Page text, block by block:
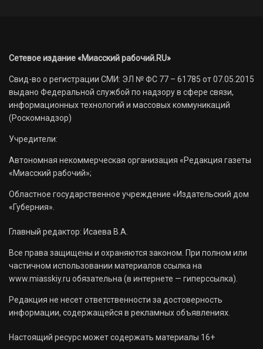
Сетевое издание «Миасский рабочий.RU»
Свид-во о регистрации СМИ: ЭЛ № ФС 77 – 61785 от 07.05.2015
выдано Федеральной службой по надзору в сфере связи,
информационных технологий и массовых коммуникаций
(Роскомнадзор)
Учредители:
Автономная некоммерческая организация «Редакция газеты
«Миасский рабочий»;
Областное государственное учреждение «Издательский дом
«Губерния».
Главный редактор: Исаева В.А.
Все права защищены и охраняются законом. При полном или
частичном использовании материалов ссылка на
www.miasskiy.ru обязательна (в интернете — гиперссылка).
Редакция не несет ответственности за достоверность
информации, содержащейся в рекламных объявлениях.
Настоящий ресурс может содержать материалы 16+